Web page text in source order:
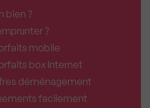
bien ?
?
mobile
box Internet
déménagement
facilement